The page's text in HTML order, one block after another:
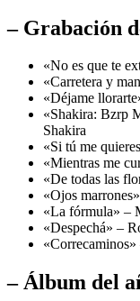
– Grabación
«No es que te
«Carretera y
«Déjame
«Shakira: Bzrp
Shakira
«Si tú me
«Mientras me
«De todas las
«Ojos
«La fórmula» –
«Despechá» –
– Álbum del